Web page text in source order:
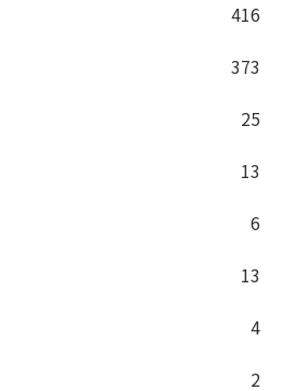
416
373
25
13
6
13
4
2